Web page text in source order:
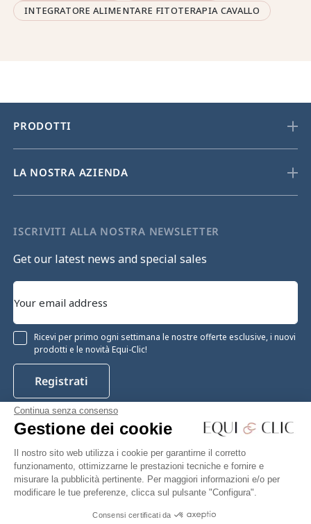
Continua senza consenso
Gestione dei cookie
Il nostro sito web utilizza i cookie per garantirne il corretto
funzionamento, ottimizzarne le prestazioni tecniche e fornire e
misurare la pubblicità pertinente. Per maggiori informazioni e/o per
modificare le tue preferenze, clicca sul pulsante "Configura".
Consensi certificati da
INTEGRATORE ALIMENTARE FITOTERAPIA CAVALLO
PRODOTTI
LA NOSTRA AZIENDA
ISCRIVITI ALLA NOSTRA NEWSLETTER
Get our latest news and special sales
Ricevi per primo ogni settimana le nostre offerte esclusive, i nuovi
prodotti e le novità Equi-Clic!
Registrati
Facebook Twitter
YouTube
Pinterest
Instagram
Equiclic © 2026